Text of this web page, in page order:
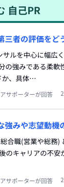
自己PR
三者の評価をど
ルを中心に幅広
の強みである柔
か、具体…
サポーターが回答
強みや志望動機
合職(営業や総務
のキャリアの不
サポーターが回答